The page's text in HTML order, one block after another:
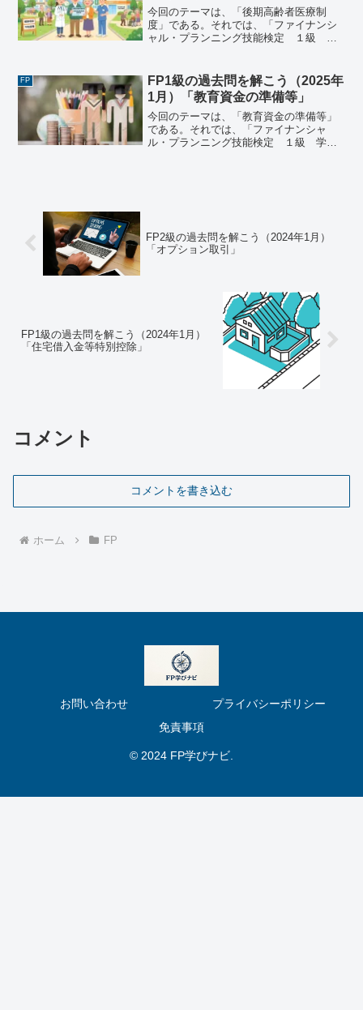
今回のテーマは、「後期高齢者医療制
度」である。それでは、「ファイナンシ
ャル・プランニング技能検定 １級 学
してみよう。ファイナンシャル・プラン
ニング技能検定 １級 ...
FP
FP1級の過去問を解こう（2025年
1月）「教育資金の準備等」
今回のテーマは、「教育資金の準備等」
である。それでは、「ファイナンシャ
ル・プランニング技能検定 １級 学科
FP2級の過去問を解こう（2024年1月）
「オプション取引」
FP1級の過去問を解こう（2024年1月）
「住宅借入金等特別控除」
コメント
コメントを書き込む
ホーム FP
お問い合わせ
プライバシーポリシー
免責事項
© 2024 FP学びナビ.